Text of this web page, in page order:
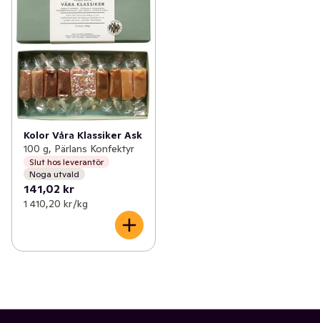
Kolor Våra Klassiker Ask
100 g, Pärlans Konfektyr
Slut hos leverantör
Noga utvald
141,02 kr
1 410,20 kr /kg